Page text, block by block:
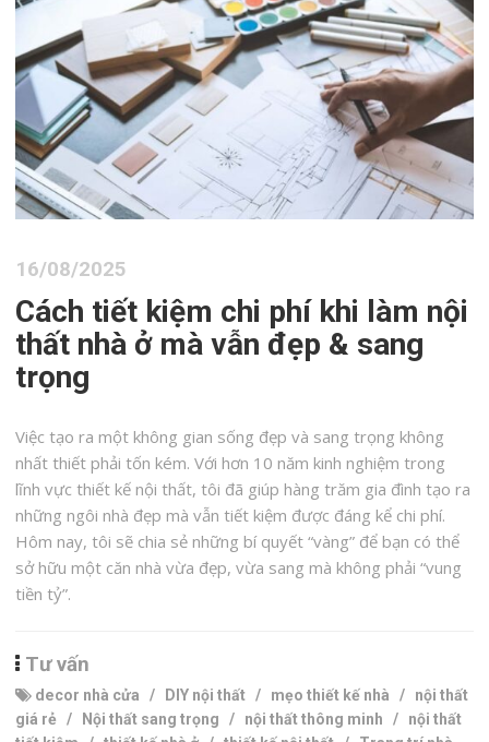
16/08/2025
Cách tiết kiệm chi phí khi làm nội
thất nhà ở mà vẫn đẹp & sang
trọng
Việc tạo ra một không gian sống đẹp và sang trọng không
nhất thiết phải tốn kém. Với hơn 10 năm kinh nghiệm trong
lĩnh vực thiết kế nội thất, tôi đã giúp hàng trăm gia đình tạo ra
những ngôi nhà đẹp mà vẫn tiết kiệm được đáng kể chi phí.
Hôm nay, tôi sẽ chia sẻ những bí quyết “vàng” để bạn có thể
sở hữu một căn nhà vừa đẹp, vừa sang mà không phải “vung
tiền tỷ”.
Tư vấn
decor nhà cửa / DIY nội thất / mẹo thiết kế nhà / nội thất
giá rẻ / Nội thất sang trọng / nội thất thông minh / nội thất